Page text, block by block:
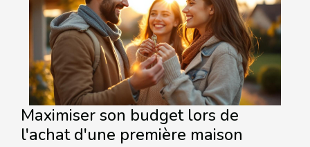
Maximiser son budget lors de
l'achat d'une première maison